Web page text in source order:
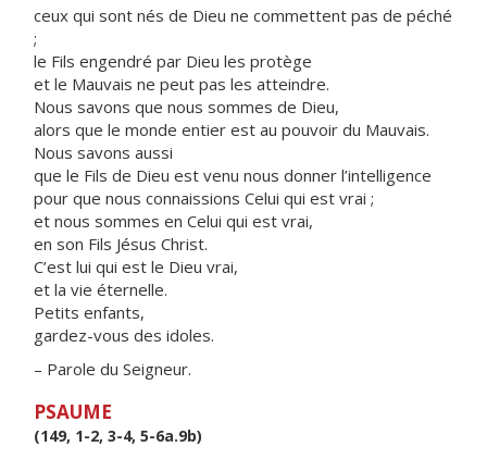
ceux qui sont nés de Dieu ne commettent pas de péché
;
le Fils engendré par Dieu les protège
et le Mauvais ne peut pas les atteindre.
Nous savons que nous sommes de Dieu,
alors que le monde entier est au pouvoir du Mauvais.
Nous savons aussi
que le Fils de Dieu est venu nous donner l’intelligence
pour que nous connaissions Celui qui est vrai ;
et nous sommes en Celui qui est vrai,
en son Fils Jésus Christ.
C’est lui qui est le Dieu vrai,
et la vie éternelle.
Petits enfants,
gardez-vous des idoles.
– Parole du Seigneur.
PSAUME
(149, 1-2, 3-4, 5-6a.9b)